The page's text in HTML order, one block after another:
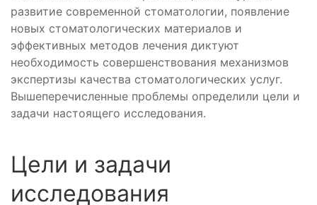
развитие современной стоматологии, появление
новых стоматологических материалов и
эффективных методов лечения диктуют
необходимость совершенствования механизмов
экспертизы качества стоматологических услуг.
Вышеперечисленные проблемы определили цели и
задачи настоящего исследования.
Цели и задачи
исследования